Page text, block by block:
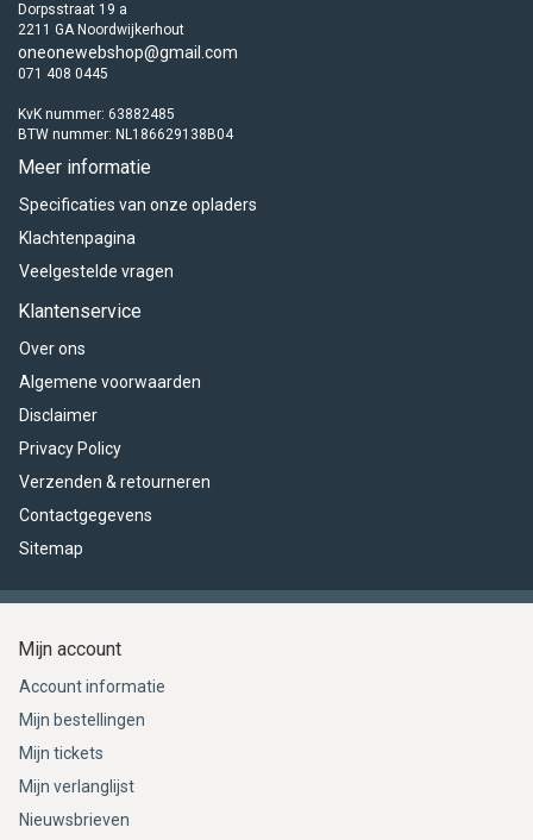
Dorpsstraat 19 a
2211 GA Noordwijkerhout
oneonewebshop@gmail.com
071 408 0445
KvK nummer: 63882485
BTW nummer: NL186629138B04
Meer informatie
Specificaties van onze opladers
Klachtenpagina
Veelgestelde vragen
Klantenservice
Over ons
Algemene voorwaarden
Disclaimer
Privacy Policy
Verzenden & retourneren
Contactgegevens
Sitemap
Mijn account
Account informatie
Mijn bestellingen
Mijn tickets
Mijn verlanglijst
Nieuwsbrieven